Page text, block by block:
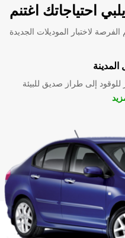
احتياجاتك اغتنم
الفرصة لاختبار الموديلات الجديدة
إلى طراز صديق للبيئة